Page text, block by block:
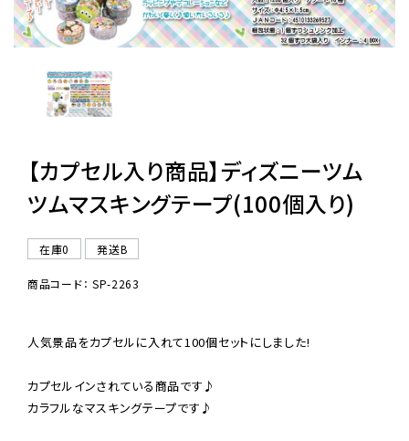
レンタル
景品・玩具・文具
06-6282-7659
【カプセル入り商品】ディズニーツム
ツムマスキングテープ(100個入り)
在庫0 発送B
商品コード： SP-2263
人気景品をカプセルに入れて100個セットにしました!
カプセルインされている商品です♪
カラフルなマスキングテープです♪